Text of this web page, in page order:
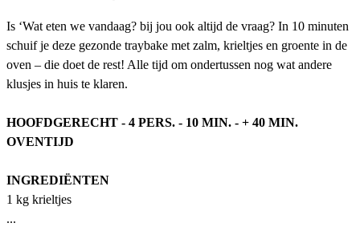
Is ‘Wat eten we vandaag? bij jou ook altijd de vraag? In 10 minuten
schuif je deze gezonde traybake met zalm, krieltjes en groente in de
oven – die doet de rest! Alle tijd om ondertussen nog wat andere
klusjes in huis te klaren.
HOOFDGERECHT - 4 PERS. - 10 MIN. - + 40 MIN.
OVENTIJD
INGREDIËNTEN
1 kg krieltjes
...